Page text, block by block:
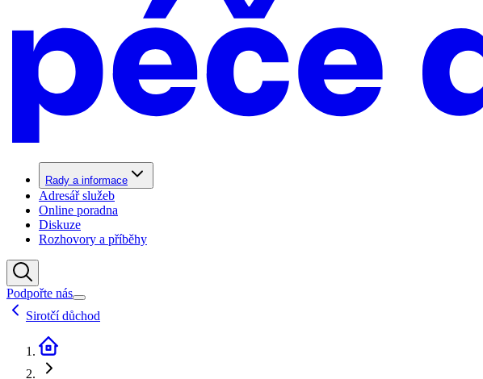
Rady a informace
Adresář služeb
Online poradna
Diskuze
Rozhovory a příběhy
Podpořte nás
Sirotčí důchod